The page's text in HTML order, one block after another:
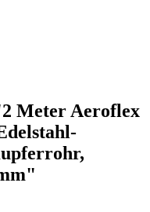
Meter Aeroflex